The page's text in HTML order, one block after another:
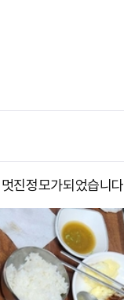
진정모가되었습니다